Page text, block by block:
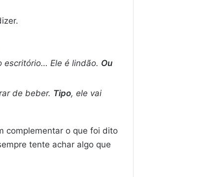
escritório… Ele é lindão. Ou
de beber. Tipo, ele vai
complementar o que foi dito
tente achar algo que